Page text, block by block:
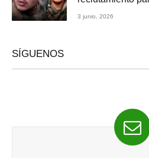
3 junio, 2026
SÍGUENOS